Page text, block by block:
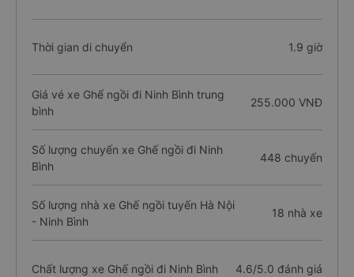
Thời gian di chuyển 1.9 giờ
Giá vé xe Ghế ngồi đi Ninh Bình trung
bình
255.000 VNĐ
Số lượng chuyến xe Ghế ngồi đi Ninh
Bình
448 chuyến
Số lượng nhà xe Ghế ngồi tuyến Hà Nội
- Ninh Bình
18 nhà xe
Chất lượng xe Ghế ngồi đi Ninh Bình 4.6/5.0 đánh giá